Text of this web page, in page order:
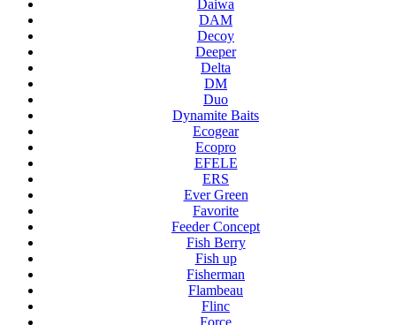
Daiwa
DAM
Decoy
Deeper
Delta
DM
Duo
Dynamite Baits
Ecogear
Ecopro
EFELE
ERS
Ever Green
Favorite
Feeder Concept
Fish Berry
Fish up
Fisherman
Flambeau
Flinc